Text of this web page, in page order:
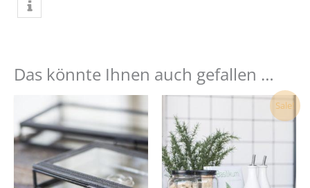
Das könnte Ihnen auch gefallen …
Produkt
weist
mehrere
Varianten
Sale!
weist